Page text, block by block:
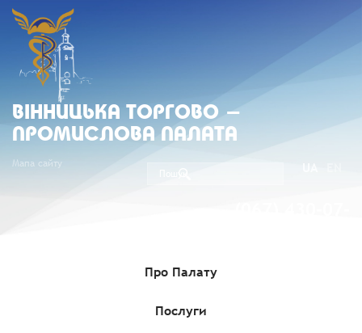
ВIННИЦЬКА ТОРГОВО -
ПРОМИСЛОВА ПАЛАТА
Мапа сайту
Про Палату
Послуги
Комерційні пропозиції»Румунська компанія шукає